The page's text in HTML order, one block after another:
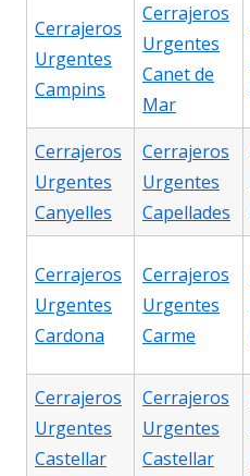
Cerrajeros
Urgentes
Campins
Cerrajeros
Urgentes
Canet de
Mar
Cerrajeros
Urgentes
Canyelles
Cerrajeros
Urgentes
Capellades
Cerrajeros
Urgentes
Cardona
Cerrajeros
Urgentes
Carme
Cerrajeros
Urgentes
Castellar
Cerrajeros
Urgentes
Castellar